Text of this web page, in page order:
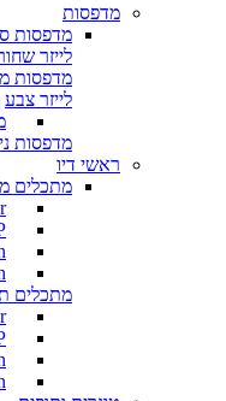
מדפסות
מדפסות
לייזר
מדפסות
לייזר צבע
מדפסות
ראשי דיו
מתכלים
מתכלים